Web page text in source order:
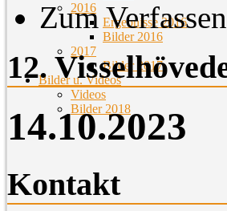
2016
Ergebnisse 2016
Bilder 2016
2017
Bilder 2017
Bilder u. Videos
Videos
Bilder 2018
Zum
12.
14.10.2023
Kontakt